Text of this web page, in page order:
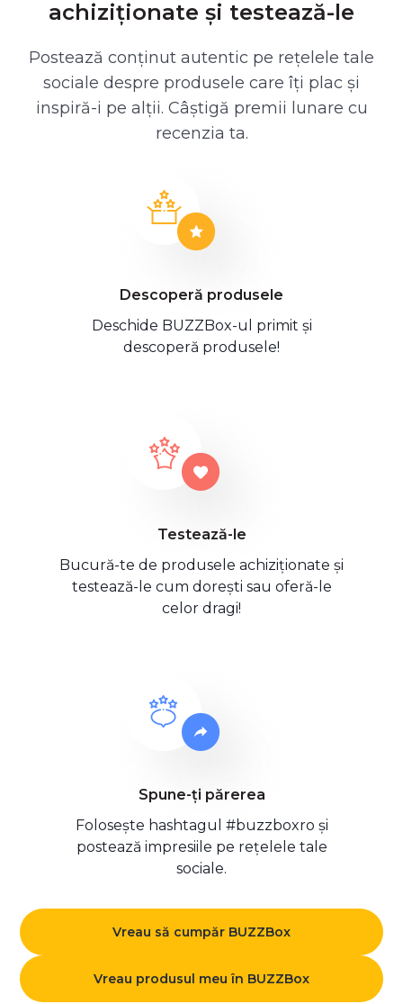
achiziționate și testează-le
Postează conținut autentic pe rețelele tale
sociale despre produsele care îți plac și
inspiră-i pe alții. Câștigă premii lunare cu
recenzia ta.
Descoperă produsele
Deschide BUZZBox-ul primit și
descoperă produsele!
Testează-le
Bucură-te de produsele achiziționate și
testează-le cum dorești sau oferă-le
celor dragi!
Spune-ți părerea
Folosește hashtagul #buzzboxro și
postează impresiile pe rețelele tale
sociale.
Vreau să cumpăr BUZZBox
Vreau produsul meu în BUZZBox